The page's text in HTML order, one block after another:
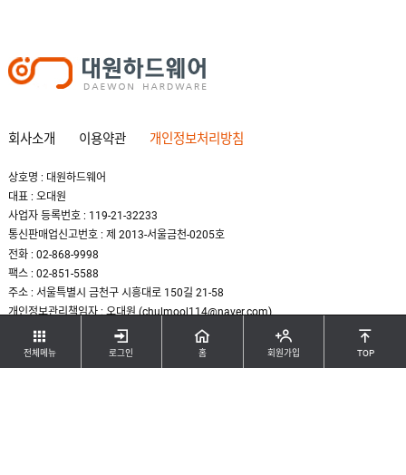
전체메뉴 로그인 홈 회원가입 TOP
회사소개 이용약관 개인정보처리방침
상호명 : 대원하드웨어
대표 : 오대원
사업자 등록번호 : 119-21-32233
통신판매업신고번호 : 제 2013-서울금천-0205호
전화 : 02-868-9998
팩스 : 02-851-5588
주소 : 서울특별시 금천구 시흥대로 150길 21-58
개인정보관리책임자 : 오대원 (chulmool114@naver.com)
COPYRIGHT(C) DAEWON HARDWARE. ALL RIGHTS RESERBED.